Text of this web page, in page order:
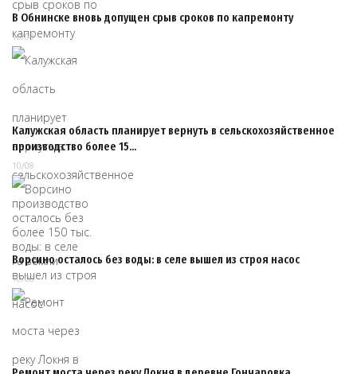
В Обнинске вновь допущен срыв сроков по капремонту
10/08
Калужская область планирует вернуть в сельскохозяйственное
производство более 15…
10/08
Ворсино осталось без воды: в селе вышел из строя насос
10/08